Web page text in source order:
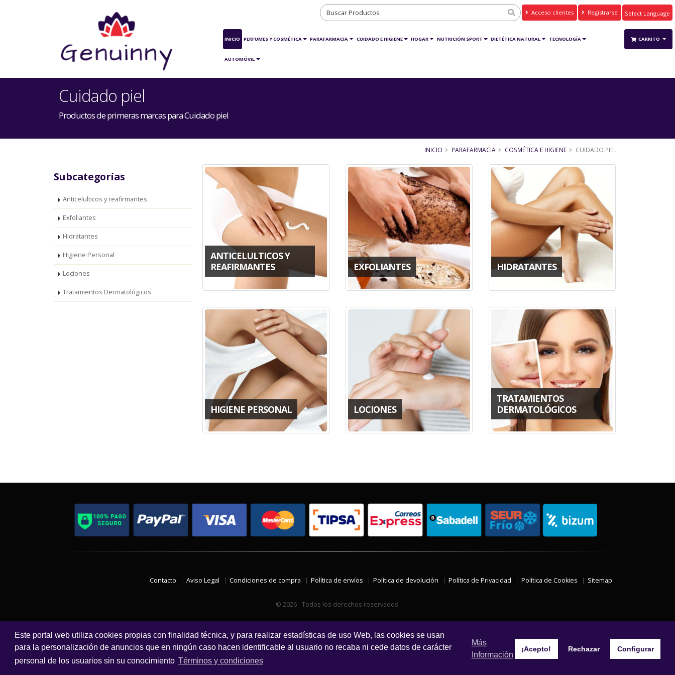
Este portal web utiliza cookies propias con finalidad técnica, y para realizar estadísticas de uso Web, las cookies se usan
para la personalización de anuncios que en ningún caso hacen identificable al usuario no recaba ni cede datos de carácter
personal de los usuarios sin su conocimiento Términos y condiciones
Más
Información
¡Acepto! Rechazar Configurar
Acceso clientes Registrarse
Translate
INICIO PERFUMES Y COSMÉTICA PARAFARMACIA CUIDADO E HIGIENE HOGAR NUTRICIÓN SPORT DIETÉTICA NATURAL TECNOLOGÍA
AUTOMÓVIL
CARRITO
Cuidado piel
Productos de primeras marcas para Cuidado piel
INICIO PARAFARMACIA COSMÉTICA E HIGIENE CUIDADO PIEL
Subcategorías
Anticelulticos y reafirmantes
Exfoliantes
Hidratantes
Higiene Personal
Lociones
Tratamientos Dermatológicos
ANTICELULTICOS Y
REAFIRMANTES
EXFOLIANTES HIDRATANTES
HIGIENE PERSONAL LOCIONES
TRATAMIENTOS
DERMATOLÓGICOS
Contacto Aviso Legal Condiciones de compra Política de envíos Política de devolución Política de Privacidad Política de Cookies Sitemap
© 2026 - Todos los derechos reservados.